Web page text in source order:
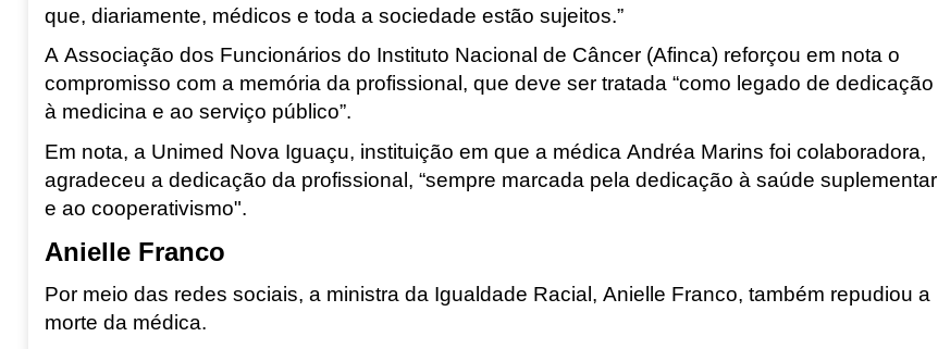
que, diariamente, médicos e toda a sociedade estão sujeitos.”
A Associação dos Funcionários do Instituto Nacional de Câncer (Afinca) reforçou em nota o
compromisso com a memória da profissional, que deve ser tratada “como legado de dedicação
à medicina e ao serviço público”.
Em nota, a Unimed Nova Iguaçu, instituição em que a médica Andréa Marins foi colaboradora,
agradeceu a dedicação da profissional, “sempre marcada pela dedicação à saúde suplementar
e ao cooperativismo".
Anielle Franco
Por meio das redes sociais, a ministra da Igualdade Racial, Anielle Franco, também repudiou a
morte da médica.